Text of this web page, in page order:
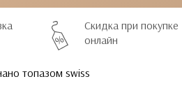
Скидка при покупке
онлайн
топазом swiss